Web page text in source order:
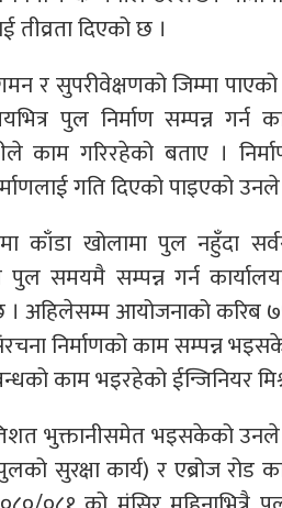
तीव्रता दिएको छ ।
र सुपरीवेक्षणको जिम्मा
पुल निर्माण सम्पन्न गर्न
काम गरिरहेको बताए ।
गति दिएको पाइएको उनले
काँडा खोलामा पुल नहुँदा
समयमै सम्पन्न गर्न
अहिलेसम्म आयोजनाको करिब
निर्माणको काम सम्पन्न
काम भइरहेको ईन्जिनियर
भुक्तानीसमेत भइसकेको
सुरक्षा कार्य) र एब्रोज रोड